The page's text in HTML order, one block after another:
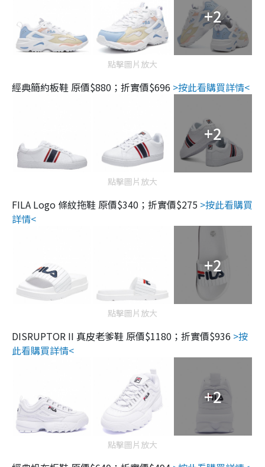
+2
點擊圖片放大
經典簡約板鞋 原價$880；折實價$696 >按此看購買詳情<
+2
點擊圖片放大
FILA Logo 條紋拖鞋 原價$340；折實價$275 >按此看購買
詳情<
+2
點擊圖片放大
DISRUPTOR II 真皮老爹鞋 原價$1180；折實價$936 >按
此看購買詳情<
+2
點擊圖片放大